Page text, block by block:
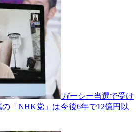
ガーシー当選で受け
「NHK党」は今後6年で12億円以